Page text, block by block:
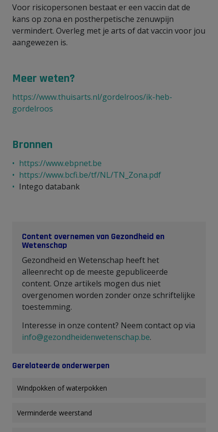
Voor risicopersonen bestaat er een vaccin dat de
kans op zona en postherpetische zenuwpijn
vermindert. Overleg met je arts of dat vaccin voor jou
aangewezen is.
Meer weten?
https://www.thuisarts.nl/gordelroos/ik-heb-
gordelroos
Bronnen
https://www.ebpnet.be
https://www.bcfi.be/tf/NL/TN_Zona.pdf
Intego databank
Content overnemen van Gezondheid en
Wetenschap
Gezondheid en Wetenschap heeft het
alleenrecht op de meeste gepubliceerde
content. Onze artikels mogen dus niet
overgenomen worden zonder onze schriftelijke
toestemming.
Interesse in onze content? Neem contact op via
info@gezondheidenwetenschap.be.
Gerelateerde onderwerpen
Windpokken of waterpokken
Verminderde weerstand